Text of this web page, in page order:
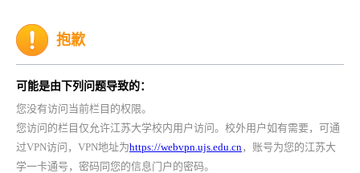
抱歉
可能是由下列问题导致的：
您没有访问当前栏目的权限。
您访问的栏目仅允许江苏大学校内用户访问。校外用户如有需要，可通
过VPN访问，VPN地址为https://webvpn.ujs.edu.cn，账号为您的江苏大
学一卡通号，密码同您的信息门户的密码。